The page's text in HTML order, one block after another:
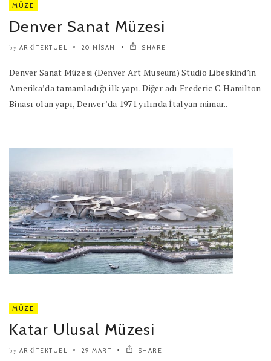
MÜZE
Denver Sanat Müzesi
by ARKITEKTUEL 20 NISAN SHARE
Denver Sanat Müzesi (Denver Art Museum) Studio Libeskind’in
Amerika’da tamamladığı ilk yapı. Diğer adı Frederic C. Hamilton
Binası olan yapı, Denver’da 1971 yılında İtalyan mimar..
MÜZE
Katar Ulusal Müzesi
by ARKITEKTUEL 29 MART SHARE